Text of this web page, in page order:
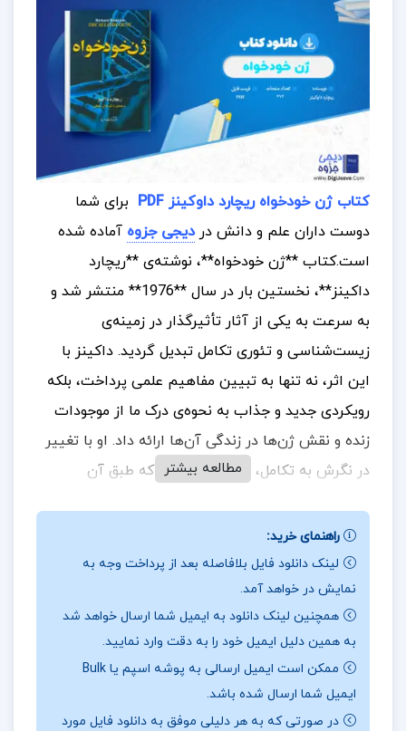
کتاب ژن خودخواه ریچارد داوکینز PDF
برای شما
دوست داران علم و دانش دردیجی جزوه آماده شده
است.کتاب **ژن خودخواه**، نوشته‌ی **ریچارد
داکینز**، نخستین بار در سال **1976** منتشر شد و
به سرعت به یکی از آثار تأثیرگذار در زمینه‌ی
زیست‌شناسی و تئوری تکامل تبدیل گردید. داکینز با
این اثر، نه تنها به تبیین مفاهیم علمی پرداخت، بلکه
رویکردی جدید و جذاب به نحوه‌ی درک ما از موجودات
زنده و نقش ژن‌ها در زندگی آن‌ها ارائه داد. او با تغییر
در نگرش به تکامل، دیدگاه سنتی را که طبق آن
گرفته می‌شوند، به چالش می‌کشد. داکینز بر این باور
است که ژن‌ها به‌عنوان واحدهای اصلی انتخاب طبیعی،
خود را از طریق موجودات زنده به وجود آورده و حفظ
می‌کنند. به بیان دیگر، موجودات زنده نه تنها به‌عنوان
حاملان ژن‌ها عمل می‌کنند، بلکه ژن‌ها خود را به‌عنوان
موجوداتی که هدفشان تولید مثل و بقای نسل است، به
وجود می‌آورند.
مطالعه بیشتر
راهنمای خرید:
لینک دانلود فایل بلافاصله بعد از پرداخت وجه به
نمایش در خواهد آمد.
همچنین لینک دانلود به ایمیل شما ارسال خواهد شد
به همین دلیل ایمیل خود را به دقت وارد نمایید.
ممکن است ایمیل ارسالی به پوشه اسپم یا Bulk
ایمیل شما ارسال شده باشد.
در صورتی که به هر دلیلی موفق به دانلود فایل مورد